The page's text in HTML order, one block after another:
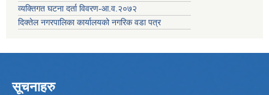
व्यक्तिगत घटना दर्ता विवरण-आ.व.२०७२
दिक्तेल नगरपालिका कार्यालयको नगरिक वडा पत्र
सूचनाहरु